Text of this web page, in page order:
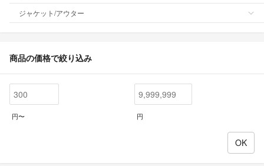
ジャケット/アウター
商品の価格で絞り込み
円〜 円